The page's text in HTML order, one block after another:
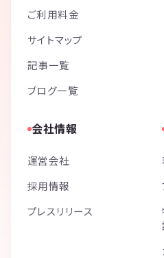
ご利用料金
サイトマップ
記事一覧
ブログ一覧
会社情報
運営会社
採用情報
プレスリリース